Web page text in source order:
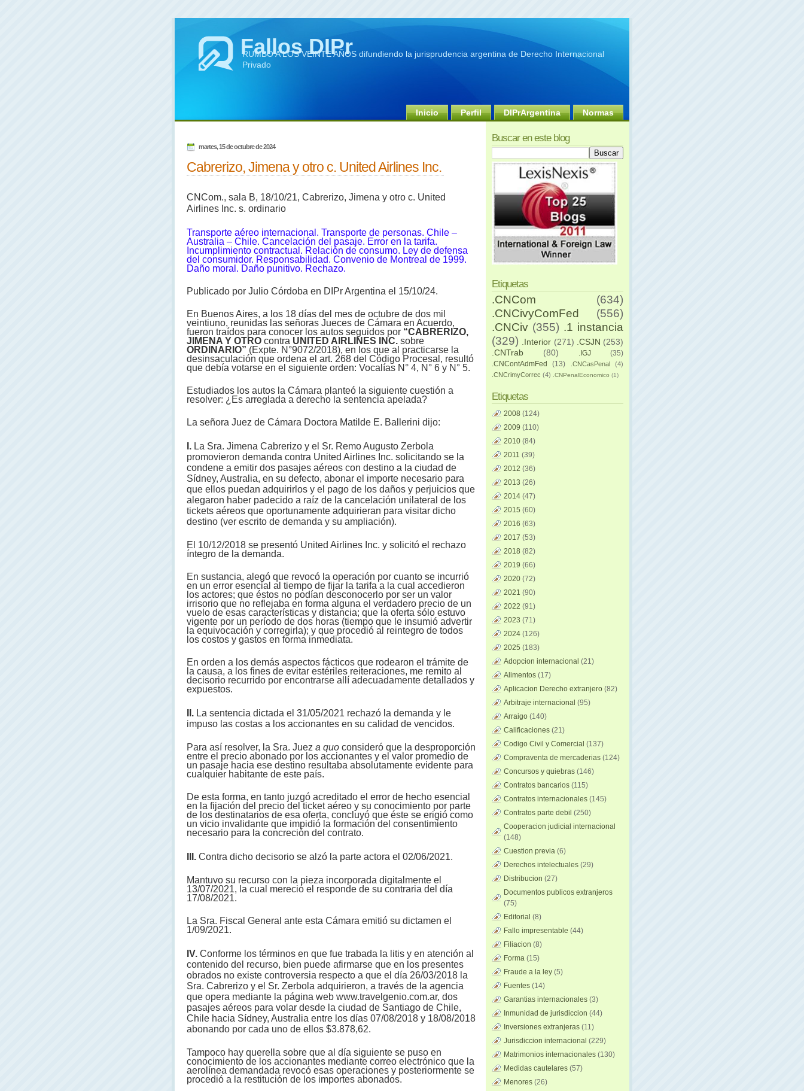
Fallos DIPr
RUMBO A LOS VEINTE AÑOS difundiendo la jurisprudencia argentina de Derecho Internacional
Privado
Inicio Perfil DIPrArgentina Normas
martes, 15 de octubre de 2024
Cabrerizo, Jimena y otro c. United Airlines Inc.
CNCom., sala B, 18/10/21, Cabrerizo, Jimena y otro c. United
Airlines Inc. s. ordinario
Transporte aéreo internacional. Transporte de personas. Chile –
Australia – Chile. Cancelación del pasaje. Error en la tarifa.
Incumplimiento contractual. Relación de consumo. Ley de defensa
del consumidor. Responsabilidad. Convenio de Montreal de 1999.
Daño moral. Daño punitivo. Rechazo.
Publicado por Julio Córdoba en DIPr Argentina el 15/10/24.
En Buenos Aires, a los 18 días del mes de octubre de dos mil
veintiuno, reunidas las señoras Jueces de Cámara en Acuerdo,
fueron traídos para conocer los autos seguidos por “CABRERIZO,
JIMENA Y OTRO contra UNITED AIRLINES INC. sobre
ORDINARIO” (Expte. N°9072/2018), en los que al practicarse la
desinsaculación que ordena el art. 268 del Código Procesal, resultó
que debía votarse en el siguiente orden: Vocalías N° 4, N° 6 y N° 5.
Estudiados los autos la Cámara planteó la siguiente cuestión a
resolver: ¿Es arreglada a derecho la sentencia apelada?
La señora Juez de Cámara Doctora Matilde E. Ballerini dijo:
I. La Sra. Jimena Cabrerizo y el Sr. Remo Augusto Zerbola
promovieron demanda contra United Airlines Inc. solicitando se la
condene a emitir dos pasajes aéreos con destino a la ciudad de
Sídney, Australia, en su defecto, abonar el importe necesario para
que ellos puedan adquirirlos y el pago de los daños y perjuicios que
alegaron haber padecido a raíz de la cancelación unilateral de los
tickets aéreos que oportunamente adquirieran para visitar dicho
destino (ver escrito de demanda y su ampliación).
El 10/12/2018 se presentó United Airlines Inc. y solicitó el rechazo
íntegro de la demanda.
En sustancia, alegó que revocó la operación por cuanto se incurrió
en un error esencial al tiempo de fijar la tarifa a la cual accedieron
los actores; que éstos no podían desconocerlo por ser un valor
irrisorio que no reflejaba en forma alguna el verdadero precio de un
vuelo de esas características y distancia; que la oferta sólo estuvo
vigente por un período de dos horas (tiempo que le insumió advertir
la equivocación y corregirla); y que procedió al reintegro de todos
los costos y gastos en forma inmediata.
En orden a los demás aspectos fácticos que rodearon el trámite de
la causa, a los fines de evitar estériles reiteraciones, me remito al
decisorio recurrido por encontrarse allí adecuadamente detallados y
expuestos.
II. La sentencia dictada el 31/05/2021 rechazó la demanda y le
impuso las costas a los accionantes en su calidad de vencidos.
Para así resolver, la Sra. Juez a quo consideró que la desproporción
entre el precio abonado por los accionantes y el valor promedio de
un pasaje hacia ese destino resultaba absolutamente evidente para
cualquier habitante de este país.
De esta forma, en tanto juzgó acreditado el error de hecho esencial
en la fijación del precio del ticket aéreo y su conocimiento por parte
de los destinatarios de esa oferta, concluyó que éste se erigió como
un vicio invalidante que impidió la formación del consentimiento
necesario para la concreción del contrato.
III. Contra dicho decisorio se alzó la parte actora el 02/06/2021.
Mantuvo su recurso con la pieza incorporada digitalmente el
13/07/2021, la cual mereció el responde de su contraria del día
17/08/2021.
La Sra. Fiscal General ante esta Cámara emitió su dictamen el
1/09/2021.
IV. Conforme los términos en que fue trabada la litis y en atención al
contenido del recurso, bien puede afirmarse que en los presentes
obrados no existe controversia respecto a que el día 26/03/2018 la
Sra. Cabrerizo y el Sr. Zerbola adquirieron, a través de la agencia
que opera mediante la página web www.travelgenio.com.ar, dos
pasajes aéreos para volar desde la ciudad de Santiago de Chile,
Chile hacia Sídney, Australia entre los días 07/08/2018 y 18/08/2018
abonando por cada uno de ellos $3.878,62.
Tampoco hay querella sobre que al día siguiente se puso en
conocimiento de los accionantes mediante correo electrónico que la
aerolínea demandada revocó esas operaciones y posteriormente se
procedió a la restitución de los importes abonados.
Buscar en este blog
Etiquetas
.CNCom
(634)
.CNCivyComFed
(556)
.CNCiv (355) .1 instancia
(329)
.Interior (271) .CSJN (253)
.CNTrab
(80) .IGJ
(35)
.CNContAdmFed
(13) .CNCasPenal
(4)
.CNCrimyCorrec (4) .CNPenalEconomico (1)
Etiquetas
2008 (124)
2009 (110)
2010 (84)
2011 (39)
2012 (36)
2013 (26)
2014 (47)
2015 (60)
2016 (63)
2017 (53)
2018 (82)
2019 (66)
2020 (72)
2021 (90)
2022 (91)
2023 (71)
2024 (126)
2025 (183)
Adopcion internacional (21)
Alimentos (17)
Aplicacion Derecho extranjero (82)
Arbitraje internacional (95)
Arraigo (140)
Calificaciones (21)
Codigo Civil y Comercial (137)
Compraventa de mercaderias (124)
Concursos y quiebras (146)
Contratos bancarios (115)
Contratos internacionales (145)
Contratos parte debil (250)
Cooperacion judicial internacional
(148)
Cuestion previa (6)
Derechos intelectuales (29)
Distribucion (27)
Documentos publicos extranjeros
(75)
Editorial (8)
Fallo impresentable (44)
Filiacion (8)
Forma (15)
Fraude a la ley (5)
Fuentes (14)
Garantias internacionales (3)
Inmunidad de jurisdiccion (44)
Inversiones extranjeras (11)
Jurisdiccion internacional (229)
Matrimonios internacionales (130)
Medidas cautelares (57)
Menores (26)